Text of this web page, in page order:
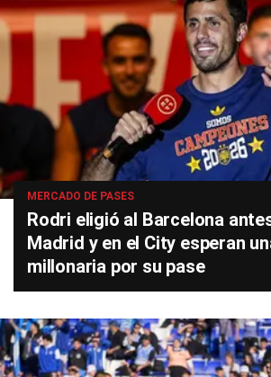
MERCADO DE PASES
Rodri eligió al Barcelona
Madrid y en el City esperan
millonaria por su pase